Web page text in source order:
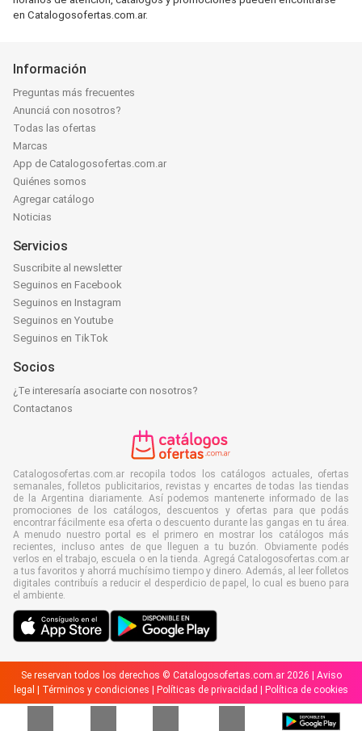
en Catalogosofertas.com.ar.
Información
Preguntas más frecuentes
Anunciá con nosotros?
Todas las ofertas
Marcas
App de Catalogosofertas.com.ar
Quiénes somos
Agregar catálogo
Noticias
Servicios
Suscribite al newsletter
Seguinos en Facebook
Seguinos en Instagram
Seguinos en Youtube
Seguinos en TikTok
Socios
¿Te interesaría asociarte con nosotros?
Contactanos
Catalogosofertas.com.ar recopila todos los catálogos actuales, ofertas
semanales, folletos publicitarios, revistas y encartes de todas las tiendas
de la Argentina diariamente. Así podemos mantenerte informado de las
promociones de los catálogos, descuentos y ofertas para que podás
encontrar fácilmente esa oferta o descuento durante las gangas en tu área.
A menudo nuestro portal es el primero en mostrar los catálogos más
recientes, incluso antes de que lleguen a tu buzón. Obviamente podés
verlos en el trabajo, escuela o en la tienda. Agregá Catalogosofertas.com.ar
a tus favoritos y ahorrá muchísimo tiempo y dinero. Además, al leer folletos
digitales contribuís a reducir el desperdicio de papel, lo cual es bueno para
el ambiente.
Se reservan todos los derechos © Catalogosofertas.com.ar 2026 | Aviso
legal
Términos y condiciones Políticas de privacidad Política de cookies